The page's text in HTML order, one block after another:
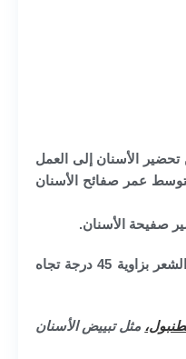
الأسنان إلى العمل
عمر صفائح الأسنان
بالنهاية يجب أن تعتنوا بالصفائح كما لو كانت أسنانكم الطبيعية؛ نظفوا بلطف بفرشاة أسنان ناعمة أو متوسطة الشعر بزاوية 45 درجة تجاه
مثل تبييض الأسنان